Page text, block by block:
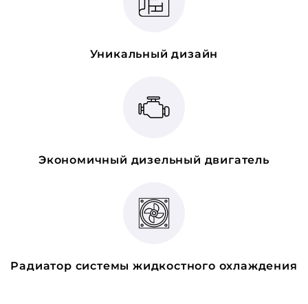
Уникальный дизайн
Экономичный дизельный двигатель
Радиатор системы жидкостного охлаждения